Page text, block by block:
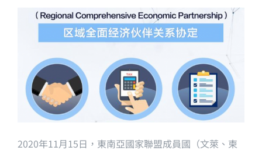
2020年11月15日，東南亞國家聯盟成員國（文萊、柬